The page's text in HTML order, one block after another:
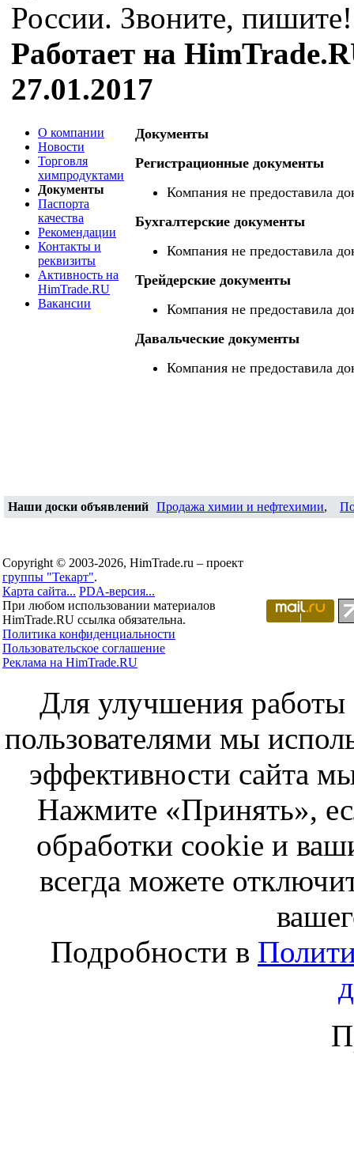
России. Звоните, пишите!
Работает на
27.01.2017
О компании
Новости
Торговля
химпродуктами
Документы
Паспорта
качества
Рекомендации
Контакты и
реквизиты
Активность на
HimTrade.RU
Вакансии
Документы
Регистрационные документы
Компания не предоставила
Бухгалтерские документы
Компания не предоставила
Трейдерские документы
Компания не предоставила
Давальческие документы
Компания не предоставила
Наши доски объявлений Продажа химии и нефтехимии,
Copyright © 2003-2026, HimTrade.ru – проект
группы "Текарт".
Карта сайта... PDA-версия...
При любом использовании материалов
HimTrade.RU ссылка обязательна.
Политика конфиденциальности
Пользовательское соглашение
Реклама на HimTrade.RU
Для улучшения работы
пользователями мы
эффективности сайта
Нажмите «Принять»,
обработки cookie и
всегда можете
Подробности в